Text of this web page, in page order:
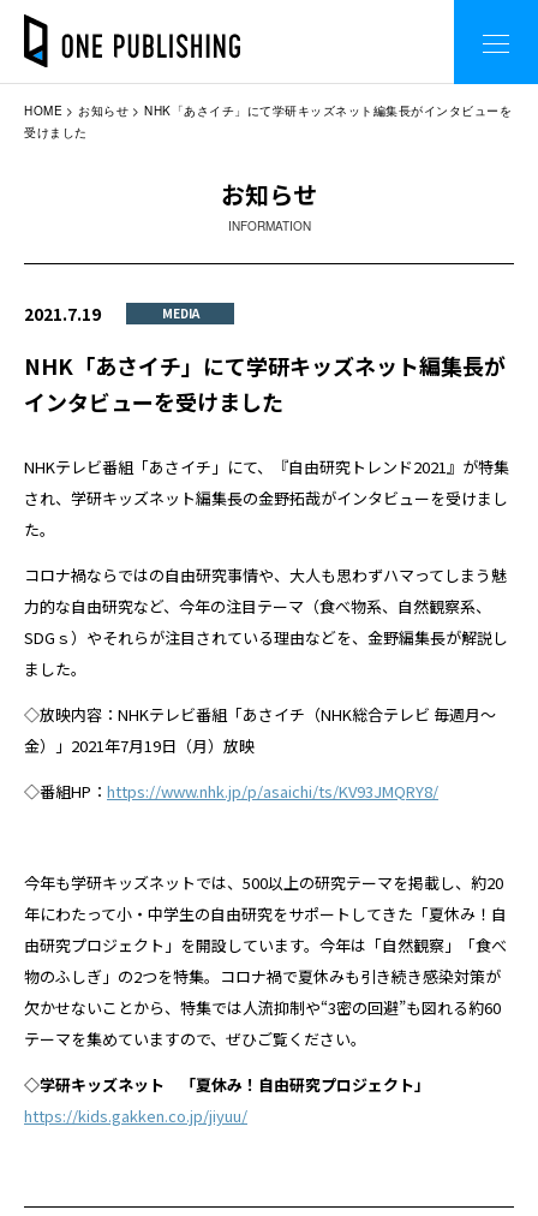
HOME お知らせ
NHK「あさイチ」にて学研キッズネット編集長がインタビューを
受けました
お知らせ
INFORMATION
2021.7.19 MEDIA
NHK「あさイチ」にて学研キッズネット編集長が
インタビューを受けました
NHKテレビ番組「あさイチ」にて、『自由研究トレンド2021』が特集
され、学研キッズネット編集長の金野拓哉がインタビューを受けまし
た。
コロナ禍ならではの自由研究事情や、大人も思わずハマってしまう魅
力的な自由研究など、今年の注目テーマ（食べ物系、自然観察系、
SDGｓ）やそれらが注目されている理由などを、金野編集長が解説し
ました。
◇放映内容：NHKテレビ番組「あさイチ（NHK総合テレビ 毎週月～
金）」2021年7月19日（月）放映
◇番組HP： https://www.nhk.jp/p/asaichi/ts/KV93JMQRY8/
今年も学研キッズネットでは、500以上の研究テーマを掲載し、約20
年にわたって小・中学生の自由研究をサポートしてきた「夏休み！自
由研究プロジェクト」を開設しています。今年は「自然観察」「食べ
物のふしぎ」の2つを特集。コロナ禍で夏休みも引き続き感染対策が
欠かせないことから、特集では人流抑制や“3密の回避”も図れる約60
テーマを集めていますので、ぜひご覧ください。
◇学研キッズネット 「夏休み！自由研究プロジェクト」
https://kids.gakken.co.jp/jiyuu/